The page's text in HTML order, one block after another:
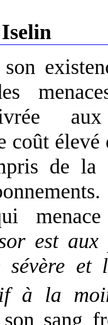
coût
de la
est
et
à la
son sang